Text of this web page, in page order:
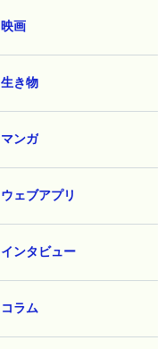
映画
生き物
マンガ
ウェブアプリ
インタビュー
コラム